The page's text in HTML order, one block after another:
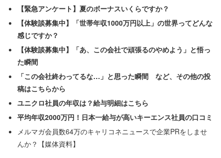
（撮影：石井 隼人）
桜井さんは乃木坂46の第1期生オーディションに合格し、
2012年にデビュー。グループ内では初代キャプテンとい
う大役を担った。在籍時は、自らが掲げた『笑顔、干渉し
過ぎない、背中を見せる』からなる”キャプテン3か条”を
念頭に、個性豊かな大勢のメンバーをまとめ上げた。
【緊急アンケート】夏のボーナスいくらですか？
【体験談募集中】「世帯年収1000万円以上」の世界ってどんな
感じですか？
【体験談募集中】「あ、この会社で頑張るのやめよう」と悟っ
た瞬間
「この会社終わってるな…」と思った瞬間 など、その他の投
稿はこちらから
ユニクロ社員の年収は？給与明細はこちら
平均年収2000万円！日本一給与が高いキーエンス社員の口コミ
メルマガ会員数64万のキャリコネニュースで企業PRをしませ
んか？【媒体資料】